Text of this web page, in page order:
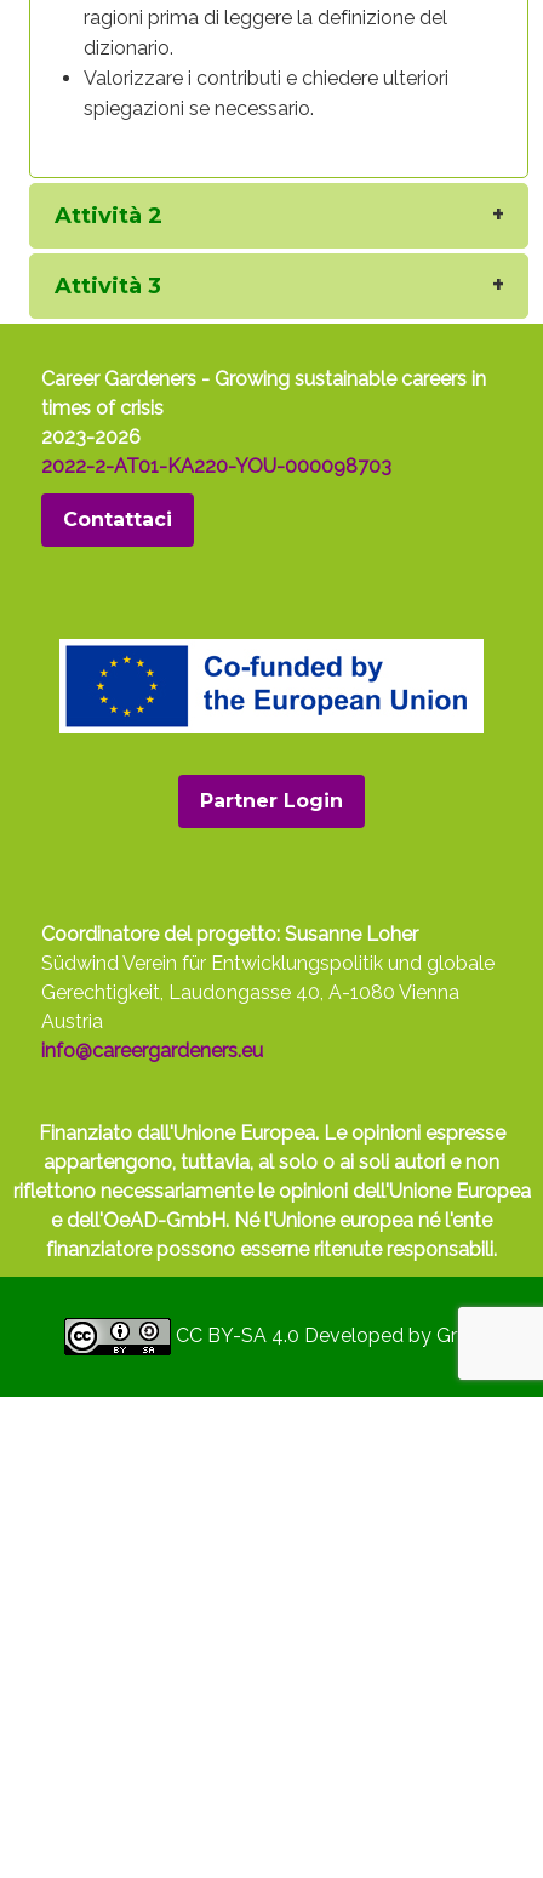
ragioni prima di leggere la definizione del
dizionario.
Valorizzare i contributi e chiedere ulteriori
spiegazioni se necessario.
Attività 2
Attività 3
Career Gardeners - Growing sustainable careers in
times of crisis
2023-2026
2022-2-AT01-KA220-YOU-000098703
Contattaci
Partner Login
Coordinatore del progetto: Susanne Loher
Südwind Verein für Entwicklungspolitik und globale
Gerechtigkeit, Laudongasse 40, A-1080 Vienna
Austria
info@careergardeners.eu
Finanziato dall'Unione Europea. Le opinioni espresse
appartengono, tuttavia, al solo o ai soli autori e non
riflettono necessariamente le opinioni dell'Unione Europea
e dell'OeAD-GmbH. Né l'Unione europea né l'ente
finanziatore possono esserne ritenute responsabili.
CC BY-SA 4.0 Developed by Gryd